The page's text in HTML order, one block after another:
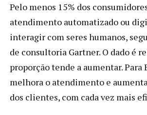
Pelo menos 15% dos
atendimento automatizado ou
interagir com seres humanos,
de consultoria Gartner. O dado é
proporção tende a aumentar. Para
melhora o atendimento e
dos clientes, com cada vez mais